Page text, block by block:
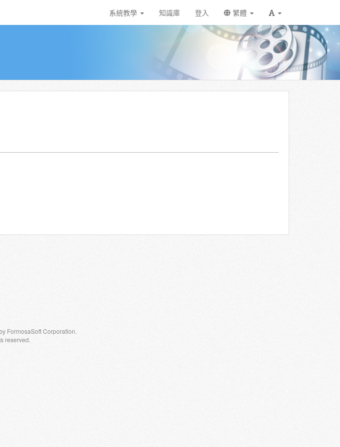
系統教學 知識庫 登入 繁體
FormosaSoft Corporation.
reserved.